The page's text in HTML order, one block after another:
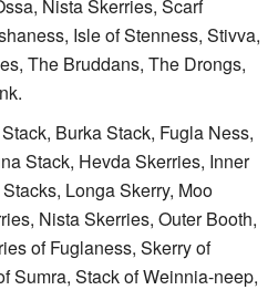
Nista Skerries, Scarf
Isle of Stenness, Stivva,
The Bruddans, The Drongs,
Burka Stack, Fugla Ness,
Stack, Hevda Skerries, Inner
Longa Skerry, Moo
Nista Skerries, Outer Booth,
of Fuglaness, Skerry of
Sumra, Stack of Weinnia-neep,